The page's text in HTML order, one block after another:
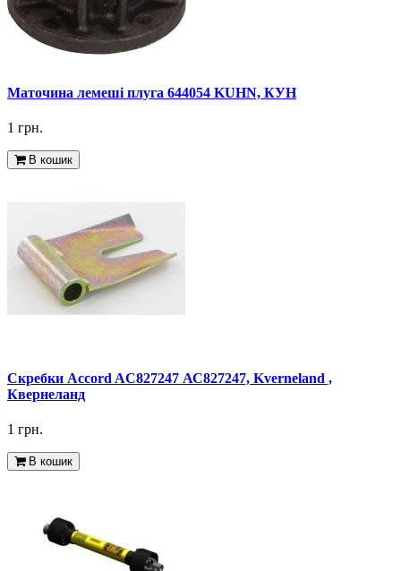
Маточина лемеші плуга 644054 KUHN, КУН
1 грн.
В кошик
Скребки Accord AC827247 АС827247, Kverneland ,
Квернеланд
1 грн.
В кошик